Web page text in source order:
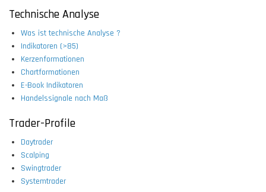
Technische Analyse
Was ist technische Analyse ?
Indikatoren (>85)
Kerzenformationen
Chartformationen
E-Book Indikatoren
Handelssignale nach Maß
Trader-Profile
Daytrader
Scalping
Swingtrader
Systemtrader